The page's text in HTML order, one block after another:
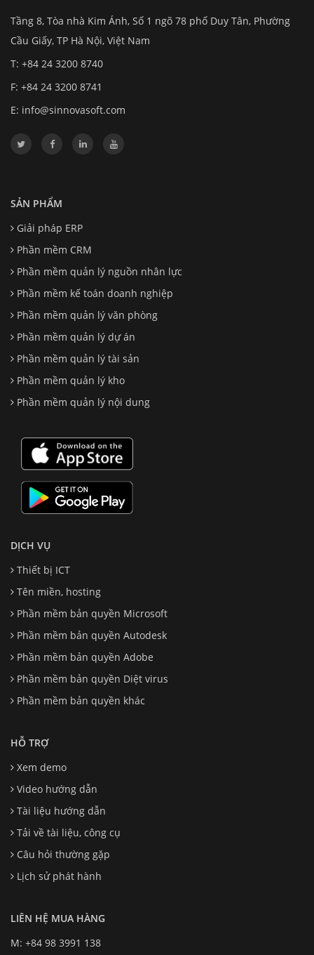
Tầng 8, Tòa nhà Kim Ánh, Số 1 ngõ 78 phố Duy Tân, Phường
Cầu Giấy, TP Hà Nội, Việt Nam
T: +84 24 3200 8740
F: +84 24 3200 8741
E: info@sinnovasoft.com
SẢN PHẨM
Giải pháp ERP
Phần mềm CRM
Phần mềm quản lý nguồn nhân lực
Phần mềm kế toán doanh nghiệp
Phần mềm quản lý văn phòng
Phần mềm quản lý dự án
Phần mềm quản lý tài sản
Phần mềm quản lý kho
Phần mềm quản lý nội dung
DỊCH VỤ
Thiết bị ICT
Tên miền, hosting
Phần mềm bản quyền Microsoft
Phần mềm bản quyền Autodesk
Phần mềm bản quyền Adobe
Phần mềm bản quyền Diệt virus
Phần mềm bản quyền khác
HỖ TRỢ
Xem demo
Video hướng dẫn
Tài liệu hướng dẫn
Tải về tài liệu, công cụ
Câu hỏi thường gặp
Lịch sử phát hành
LIÊN HỆ MUA HÀNG
M: +84 98 3991 138